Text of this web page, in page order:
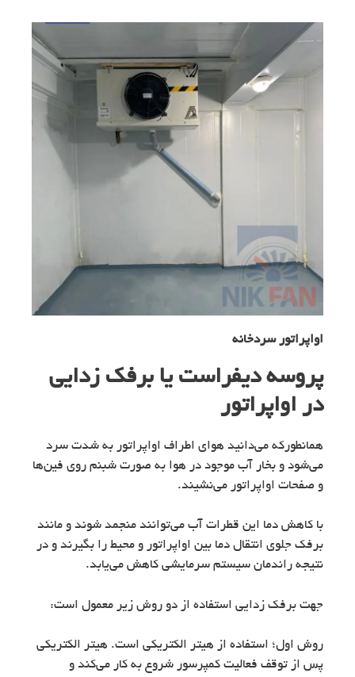
اواپراتور سردخانه
پروسه دیفراست یا برفک زدایی
در اواپراتور
همانطورکه می‌دانید هوای اطراف اواپراتور به شدت سرد
می‌شود و بخار آب موجود در هوا به صورت شبنم روی فین‌ها
و صفحات اواپراتور می‌نشیند.
با کاهش دما این قطرات آب می‌توانند منجمد شوند و مانند
برفک جلوی انتقال دما بین اواپراتور و محیط را بگیرند و در
نتیجه راندمان سیستم سرمایشی کاهش می‌یابد.
جهت برفک زدایی استفاده از دو روش زیر معمول است:
روش اول؛ استفاده از هیتر الکتریکی است. هیتر الکتریکی
پس از توقف فعالیت کمپرسور شروع به کار می‌کند و